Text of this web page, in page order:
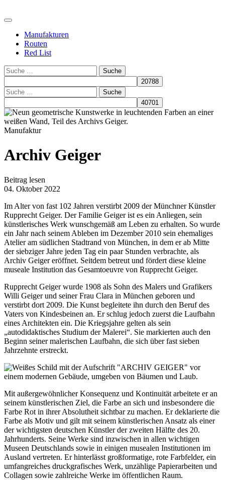
Manufakturen
Routen
Red List
Suche
Suche
Manufaktur
Archiv Geiger
Beitrag lesen
04. Oktober 2022
Im Alter von fast 102 Jahren verstirbt 2009 der Münchner Künstler
Rupprecht Geiger. Der Familie Geiger ist es ein Anliegen, sein
künstlerisches Werk wunschgemäß am Leben zu erhalten. So wurde
ein Jahr nach seinem Ableben im Dezember 2010 sein ehemaliges
Atelier am südlichen Stadtrand von München, in dem er ab Mitte
der siebziger Jahre jeden Tag ein paar Stunden verbrachte, als
Archiv Geiger eröffnet. Seitdem betreut und fördert diese kleine
museale Institution das Gesamtoeuvre von Rupprecht Geiger.
Rupprecht Geiger wurde 1908 als Sohn des Malers und Grafikers
Willi Geiger und seiner Frau Clara in München geboren und
verstirbt dort 2009. Die Kunst begleitete ihn durch den Beruf des
Vaters von Kindesbeinen an. Er schlug jedoch zuerst die Laufbahn
eines Architekten ein. Die Kriegsjahre gelten als sein
„autodidaktisches Studium der Malerei“. Sie markierten auch den
Beginn seiner malerischen Laufbahn, die sich über fast sieben
Jahrzehnte erstreckt.
Mit außergewöhnlicher Konsequenz und Kontinuität arbeitete er an
seinem künstlerischen Ziel, die Farbe an sich und insbesondere die
Farbe Rot in ihrer Absolutheit sichtbar zu machen. Er deklarierte die
Farbe als Motiv und gilt mit seinem künstlerischen Ansatz als einer
der wichtigsten deutschen Künstler der zweiten Hälfte des 20.
Jahrhunderts. Seine Werke sind inzwischen in allen wichtigen
Museen Deutschlands sowie in einigen musealen Institutionen im
Ausland vertreten. Er hinterlässt großformatige, rote Farbfelder, ein
umfangreiches druckgrafisches Werk, unzählige Papierarbeiten und
Collagen sowie zahlreiche Werke im öffentlichen Raum.